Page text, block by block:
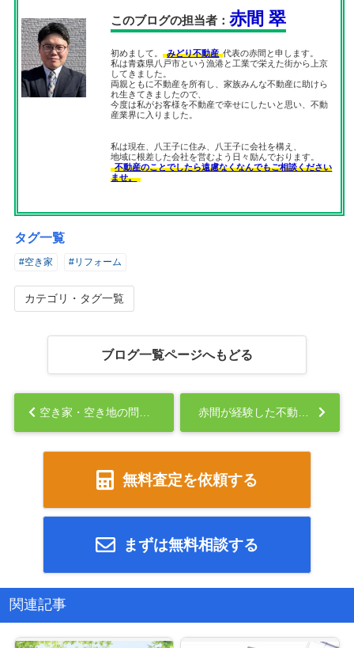
このブログの担当者：赤間 翠
初めまして。 みどり不動産 代表の赤間と申します。
私は青森県八戸市という漁港と工業で栄えた街から上京
してきました。
両親ともに不動産を所有し、家族みんな不動産に助けら
れ生きてきましたので、
今度は私がお客様を不動産で幸せにしたいと思い、不動
産業界に入りました。
私は現在、八王子に住み、八王子に会社を構え、
地域に根差した会社を営むよう日々励んでおります。
不動産のことでしたら遠慮なくなんでもご相談ください
ませ。
タグ一覧
#空き家 #リフォーム
カテゴリ・タグ一覧
ブログ一覧ページへもどる
無料査定を依頼する
まずは無料相談する
関連記事